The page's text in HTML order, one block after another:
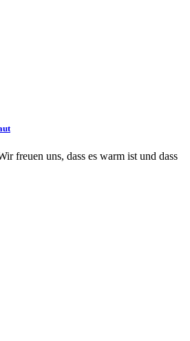
freuen uns, dass es warm ist und dass